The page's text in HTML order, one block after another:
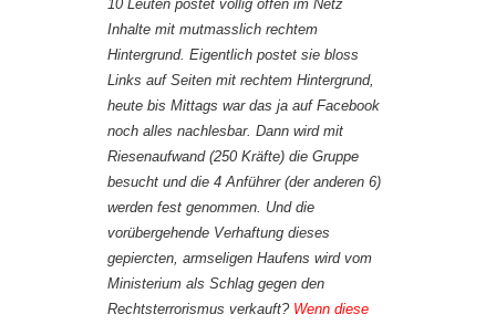
10 Leuten postet völlig offen im Netz
Inhalte mit mutmasslich rechtem
Hintergrund. Eigentlich postet sie bloss
Links auf Seiten mit rechtem Hintergrund,
heute bis Mittags war das ja auf Facebook
noch alles nachlesbar. Dann wird mit
Riesenaufwand (250 Kräfte) die Gruppe
besucht und die 4 Anführer (der anderen 6)
werden fest genommen. Und die
vorübergehende Verhaftung dieses
gepiercten, armseligen Haufens wird vom
Ministerium als Schlag gegen den
Rechtsterrorismus verkauft?Wenn diese